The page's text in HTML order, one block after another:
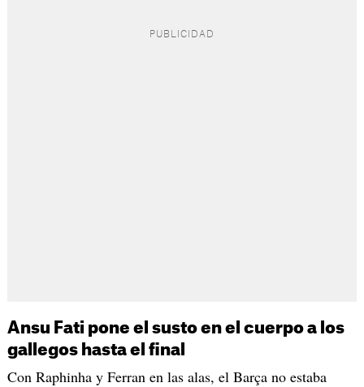
Ansu Fati pone el susto en el cuerpo a los
gallegos hasta el final
Con Raphinha y Ferran en las alas, el Barça no estaba